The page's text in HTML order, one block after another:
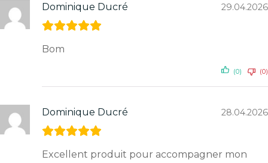
Dominique Ducré 29.04.2026
Bom
(0) (0)
Dominique Ducré 28.04.2026
Excellent produit pour accompagner mon